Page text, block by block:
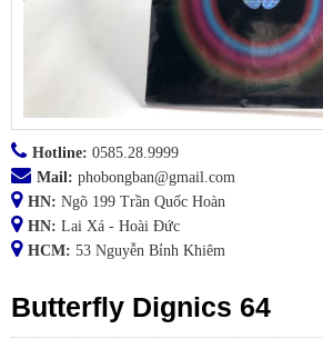
Hotline: 0585.28.9999
Mail: phobongban@gmail.com
HN: Ngõ 199 Trần Quốc Hoàn
HN: Lai Xá - Hoài Đức
HCM: 53 Nguyễn Bỉnh Khiêm
Butterfly Dignics 64